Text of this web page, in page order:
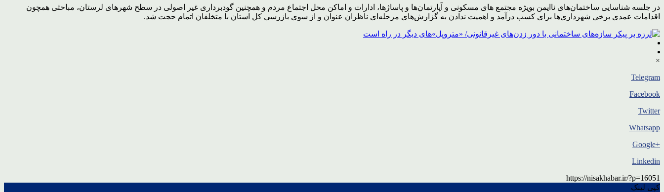
در جلسه شناسایی ساختمان‌های ناایمن بویژه مجتمع های مسکونی و آپارتمان‌ها و پاساژها، ادارات و اماکن محل اجتماع مردم و همچنین گودبرداری غیر اصولی در سطح شهرهای لرستان، مباحثی همچون
اقدامات عمدی برخی شهرداری‌ها برای کسب درآمد و اهمیت ندادن به گزارش‌های مرحله‌ای ناظران عنوان و از سوی بازرسی کل استان با متخلفان اتمام حجت شد.
×
Telegram
Facebook
Twitter
Whatsapp
+Google
Linkedin
https://nisakhabar.ir/?p=16051
کپی لینک